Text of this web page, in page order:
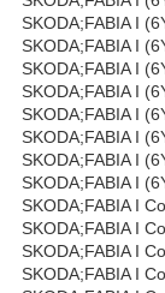
SKODA;FABIA I
SKODA;FABIA I
SKODA;FABIA I
SKODA;FABIA I
SKODA;FABIA I
SKODA;FABIA I
SKODA;FABIA I
SKODA;FABIA I
SKODA;FABIA I
SKODA;FABIA I
SKODA;FABIA I
SKODA;FABIA I